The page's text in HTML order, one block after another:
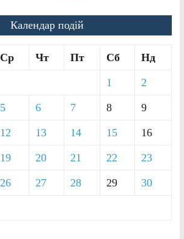
Календар подій
Ср Чт Пт Сб Нд
1 2
5 6 7 8 9
12 13 14 15 16
19 20 21 22 23
26 27 28 29 30